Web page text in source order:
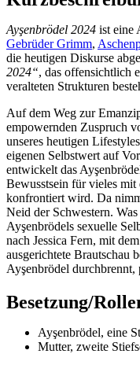
Ayşenbrödel 2024 ist eine
Gebrüder Grimm,
die heutigen Diskurse
2024“, das offensichtlich
veralteten Strukturen
Auf dem Weg zur
empowernden Zuspruch
unseres heutigen
eigenen Selbstwert auf
entwickelt das
Bewusstsein für vieles mit
konfrontiert wird. Da
Neid der Schwestern.
Ayşenbrödels sexuelle
nach Jessica Fern, mit
ausgerichtete Brautschau
Ayşenbrödel durchbrennt,
Besetzung/
Ayşenbrödel, eine
Mutter, zweite